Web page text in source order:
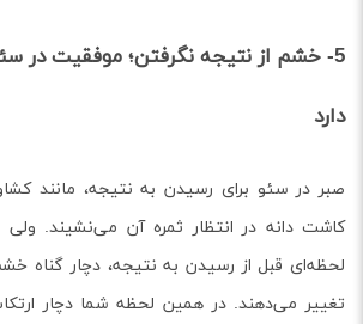
5- خشم از نتیجه نگرفتن؛ موفقیت در
دارد
صبر در سئو برای رسیدن به نتیجه، مانند
کاشت دانه در انتظار ثمره آن می‌نشیند. ولی
لحظه‌ای قبل از رسیدن به نتیجه، دچار گناه
تغییر می‌دهند. در همین لحظه شما دچار